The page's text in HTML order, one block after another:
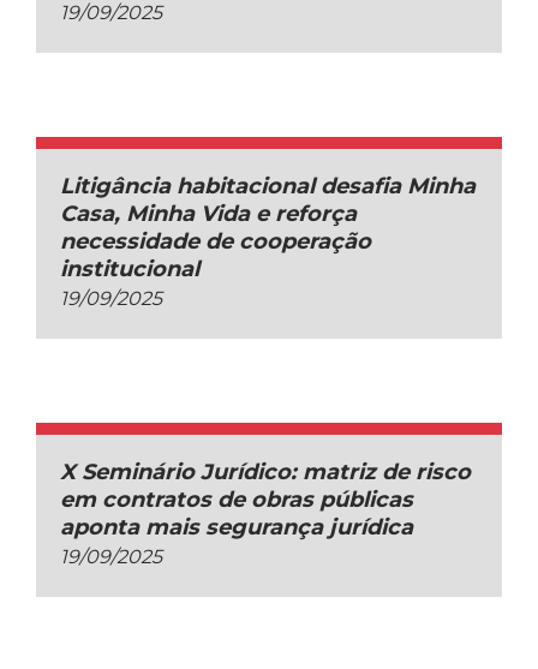
19/09/2025
Litigância habitacional desafia Minha
Casa, Minha Vida e reforça
necessidade de cooperação
institucional
19/09/2025
X Seminário Jurídico: matriz de risco
em contratos de obras públicas
aponta mais segurança jurídica
19/09/2025